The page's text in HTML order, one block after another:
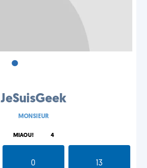
•
JeSuisGeek
MONSIEUR
MIAOU! 4
0
13